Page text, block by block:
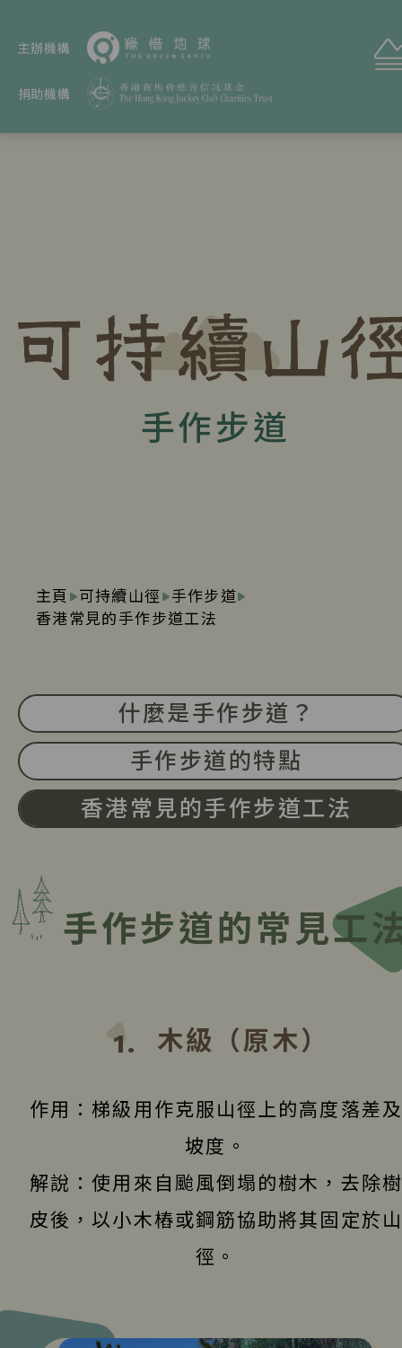
主辦機構
捐助機構
手作步道
主頁 可持續山徑
手作步道
香港常見的手作步道工法
什麼是手作步道？
手作步道的特點
香港常見的手作步道工法
手作步道的常見工
1. 木級（原木）
作用：梯級用作克服山徑上的高度落差及
坡度。
解說：使用來自颱風倒塌的樹木，去除樹
皮後，以小木樁或鋼筋協助將其固定於山
徑。